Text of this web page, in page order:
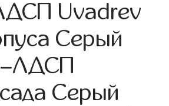
Uvadrev
Серый
Серый